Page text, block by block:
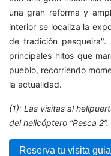
una gran reforma y
interior se localiza la
de tradición
principales hitos que
pueblo, recorriendo
la actualidad.
(1): Las visitas al
del helicóptero “Pesca 2”.
Reserva tu visita